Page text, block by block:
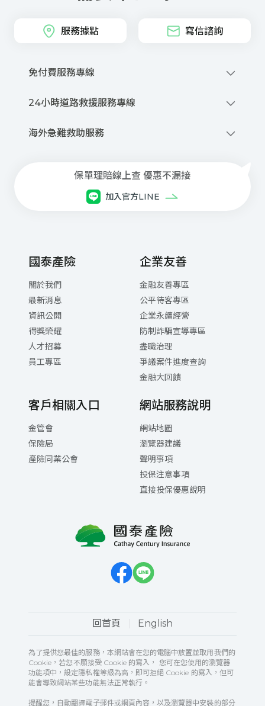
服務據點 寫信諮詢
免付費服務專線
0800-212-880
撥打網路電話
每⽇08:30~21:00(本公司專⼈服務)
⾞禍事故諮詢與現場服務
每⽇ 21:00 ~翌⽇08:30(委外專⼈服務)
24小時道路救援服務專線
0800-020-345
海外急難救助服務
保單理賠線上查 優惠不漏接
加入官方LINE
國泰產險
關於我們
最新消息
資訊公開
得獎榮耀
人才招募
員工專區
企業友善
金融友善專區
公平待客專區
企業永續經營
防制詐騙宣導專區
盡職治理
爭議案件進度查詢
金融大回饋
客戶相關入口
金管會
保險局
產險同業公會
網站服務說明
網站地圖
瀏覽器建議
聲明事項
投保注意事項
直接投保優惠說明
回首頁 English
為了提供您最佳的服務，本網站會在您的電腦中放置並取用我們的
Cookie，若您不願接受 Cookie 的寫入， 您可在您使用的瀏覽器
功能項中，設定隱私權等級為高，即可拒絕 Cookie 的寫入，但可
能會導致網站某些功能無法正常執行。
提醒您，自動翻譯電子郵件或網頁內容，以及瀏覽器中安裝的部分